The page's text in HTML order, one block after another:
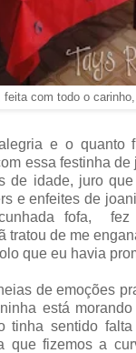
feita com todo o
e o quanto
essa festinha de
de idade, juro
e enfeites de
fofa, fez
tratou de me
que eu havia
de emoções
está
tinha sentido
que fizemos a